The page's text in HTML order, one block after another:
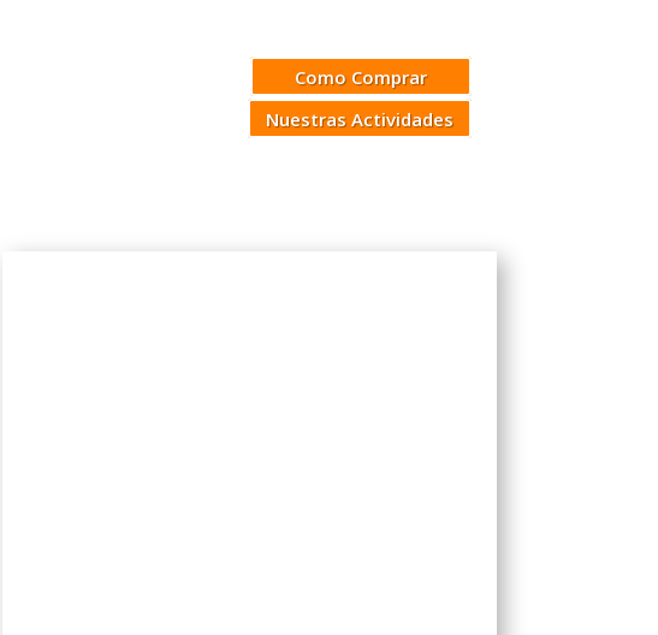
Como Comprar
Nuestras Actividades